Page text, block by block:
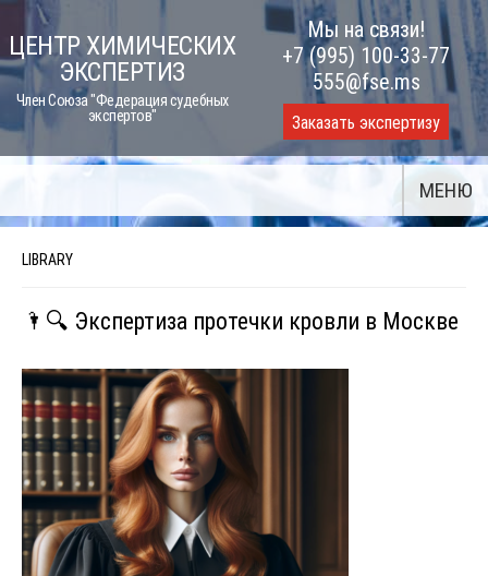
Skip
to
content
ЦЕНТР ХИМИЧЕСКИХ
ЭКСПЕРТИЗ
Член Союза "Федерация судебных
экспертов"
Мы на связи!
+7 (995) 100-33-77
555@fse.ms
Заказать экспертизу
МЕНЮ
LIBRARY
🌂🔍 Экспертиза протечки кровли в Москве